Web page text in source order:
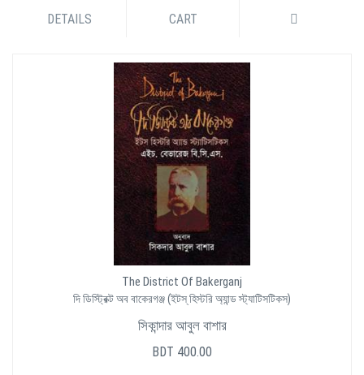
DETAILS CART
The District Of Bakerganj
দি ডিস্ট্রিক্ট অব বাকেরগঞ্জ (ইটস্ হিস্টরি অ্যান্ড স্ট্যাটিসটিকস)
সিকান্দার আবুল বাশার
BDT 400.00